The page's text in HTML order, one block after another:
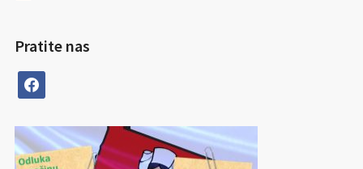
Pratite nas
facebook